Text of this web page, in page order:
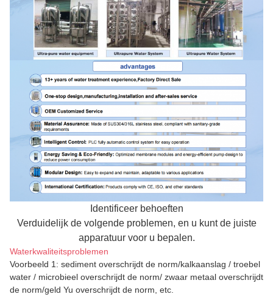
Identificeer behoeften
Verduidelijk de volgende problemen, en u kunt de juiste
apparatuur voor u bepalen.
Waterkwaliteitsproblemen
Voorbeeld 1: sediment overschrijdt de norm/kalkaanslag / troebel
water / microbieel overschrijdt de norm/ zwaar metaal overschrijdt
de norm/geld Yu overschrijdt de norm, etc.